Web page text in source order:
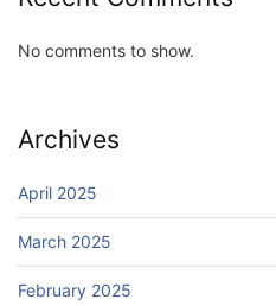
No comments to show.
Archives
April 2025
March 2025
February 2025